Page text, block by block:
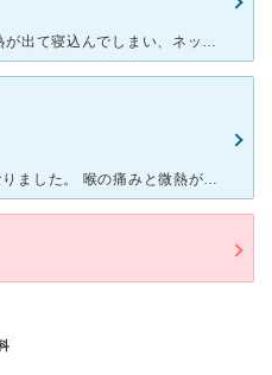
仕事を終えた年の瀬に38度台の熱が出て寝込んでしまい、ネットで診療中の病院を探して辿り着いたのが西新町二丁目クリニックでした。 診察時に熱は下がっていたのですが、男性医師の問診・診察はとても丁寧で、
こちらの病院の内科にお世話になりました。 喉の痛みと微熱があり診察にいったのですが、院内がとても綺麗で清潔感があり病院の独特な匂いなどなく清掃も行き届いている印象でした。 診察は聴診器や喉をみても